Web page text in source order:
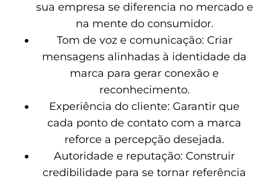
sua empresa se diferencia no mercado e
na mente do consumidor.
Tom de voz e comunicação: Criar
mensagens alinhadas à identidade da
marca para gerar conexão e
reconhecimento.
Experiência do cliente: Garantir que
cada ponto de contato com a marca
reforce a percepção desejada.
Autoridade e reputação: Construir
credibilidade para se tornar referência